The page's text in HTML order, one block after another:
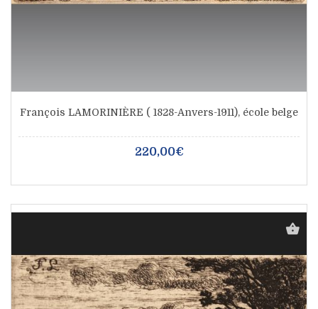
François LAMORINIÈRE ( 1828-Anvers-1911), école belge
220,00€